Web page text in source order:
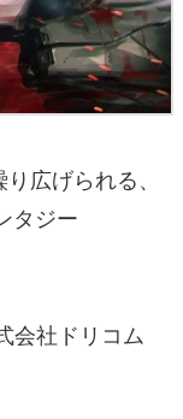
広げられる、
タジー
会社ドリコム